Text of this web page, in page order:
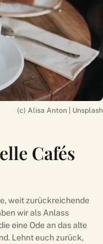
(c) Alisa Anton | Unsplash
Cafés
weit zurückreichende
wir als Anlass
eine Ode an das alte
Lehnt euch zurück,